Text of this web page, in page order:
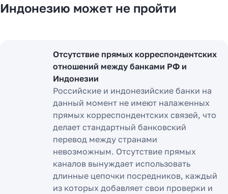
Индонезию может не пройти
Отсутствие прямых корреспондентских
отношений между банками РФ и
Индонезии
Российские и индонезийские банки на
данный момент не имеют налаженных
прямых корреспондентских связей, что
делает стандартный банковский
перевод между странами
невозможным. Отсутствие прямых
каналов вынуждает использовать
длинные цепочки посредников, каждый
из которых добавляет свои проверки и